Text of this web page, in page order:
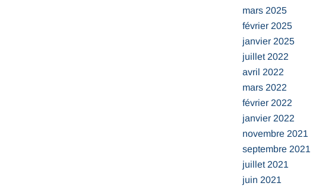
mars 2025
février 2025
janvier 2025
juillet 2022
avril 2022
mars 2022
février 2022
janvier 2022
novembre 2021
septembre 2021
juillet 2021
juin 2021